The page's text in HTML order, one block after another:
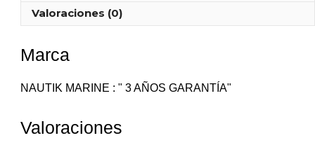
Valoraciones (0)
Marca
NAUTIK MARINE : " 3 AÑOS GARANTÍA"
Valoraciones